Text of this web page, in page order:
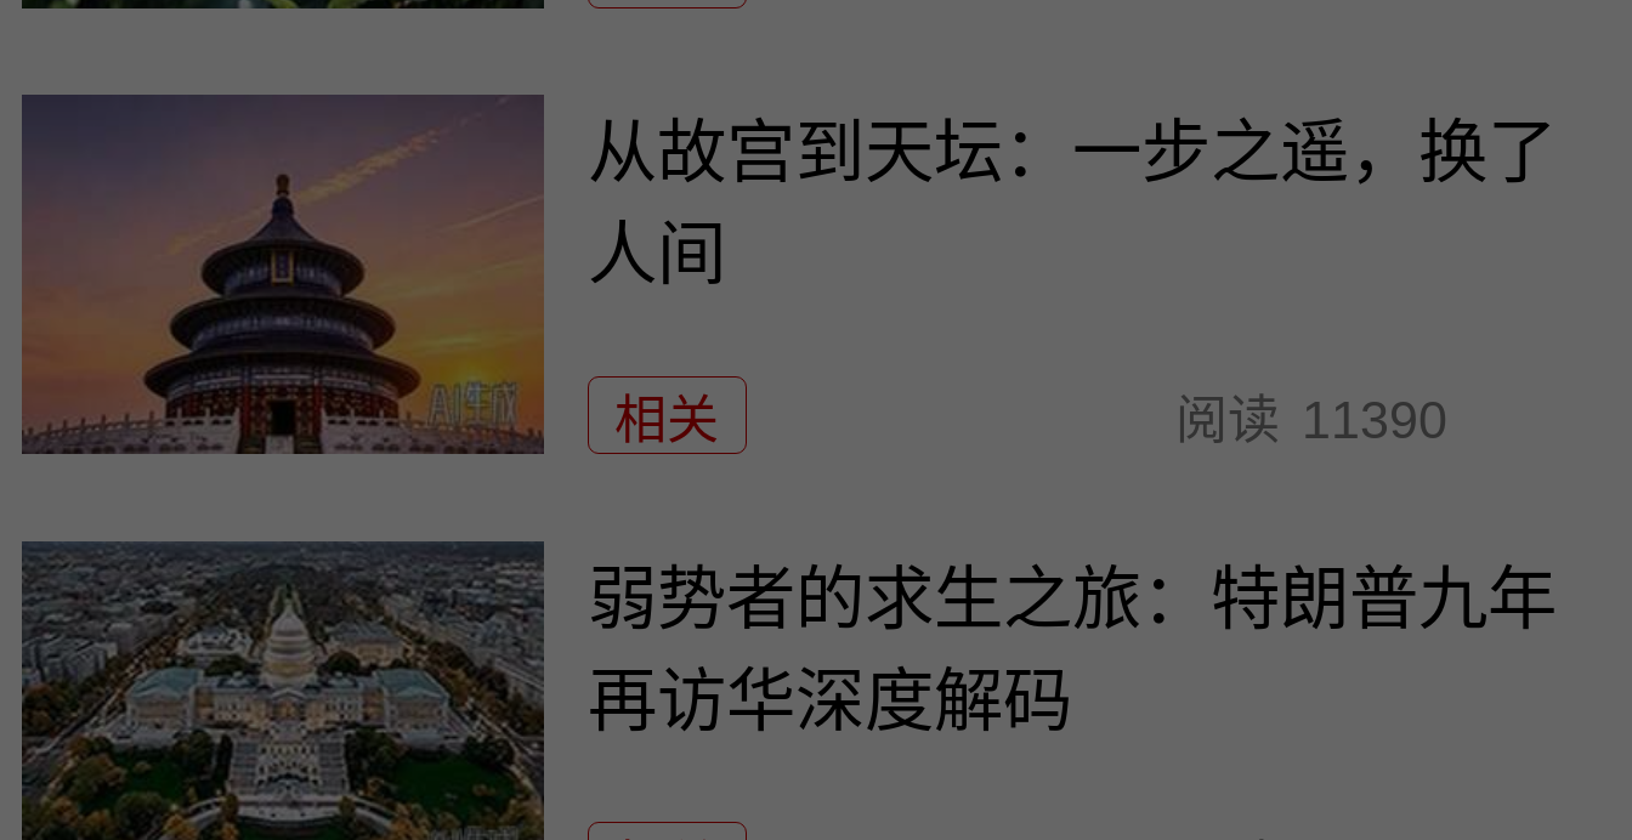
从故宫到天坛：一步之遥，换了
人间
相关 阅读 11390
弱势者的求生之旅：特朗普九年
再访华深度解码